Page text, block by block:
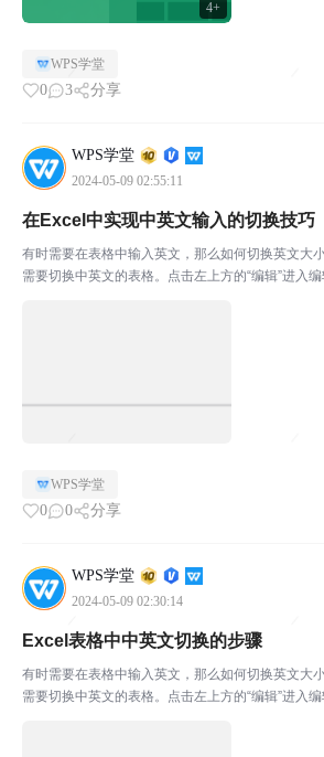
4+
WPS学堂
0 3 分享
WPS学堂
2024-05-09 02:55:11
在Excel中实现中英文输入的切换技巧
有时需要在表格中输入英文，那么如何切换英文大
需要切换中英文的表格。点击左上方的“编辑”进入
WPS学堂
0 0 分享
WPS学堂
2024-05-09 02:30:14
Excel表格中中英文切换的步骤
有时需要在表格中输入英文，那么如何切换英文大
需要切换中英文的表格。点击左上方的“编辑”进入